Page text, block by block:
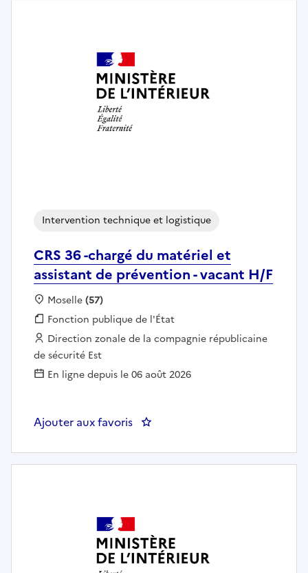
CRS 36 -chargé du matériel et
assistant de prévention - vacant H/F
Intervention technique et logistique
Localisation :
Moselle(57)
Fonction publique :
Fonction publique de l'État
Employeur :
Direction zonale de la compagnie républicaine
de sécurité Est
En ligne depuis le 06 août 2026
Ajouter aux favoris : CRS 36 -chargé du matériel